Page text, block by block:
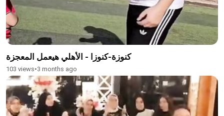
كنوزة-كنوزا - الأهلي هيعمل المعجزة
103 views•3 months ago